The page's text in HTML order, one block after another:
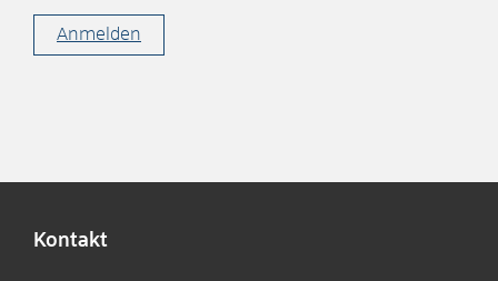
Anmelden
Kontakt